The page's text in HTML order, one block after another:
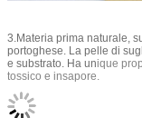
3.Materia prima naturale,
portoghese. La pelle di
e substrato. Ha unique
tossico e insapore.